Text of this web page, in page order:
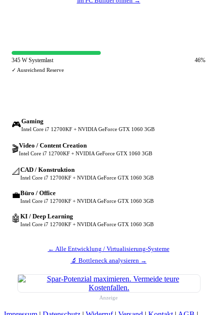
345 W Systemlast 46%
✓ Ausreichend Reserve
🎮Gaming
Intel Core i7 12700KF + NVIDIA GeForce GTX 1060 3GB
🎬Video / Content Creation
Intel Core i7 12700KF + NVIDIA GeForce GTX 1060 3GB
📐 CAD / Konstruktion
Intel Core i7 12700KF + NVIDIA GeForce GTX 1060 3GB
💼Büro / Office
Intel Core i7 12700KF + NVIDIA GeForce GTX 1060 3GB
🤖 KI / Deep Learning
Intel Core i7 12700KF + NVIDIA GeForce GTX 1060 3GB
← Alle Entwicklung / Virtualisierung-Systeme
🔬 Bottleneck analysieren →
Anzeige